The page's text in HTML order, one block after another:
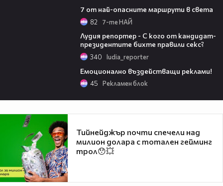
7 от най-опасните маршрути в света
82 7-те НАЙ
Лудия репортер - С кого от кандидат-
президентите бихте правили секс?
340 ludia_reporter
Емоционално въздействащи реклами!
45 Рекламен блок
Тийнейджър почти спечели над
милион долара с тотален гейминг
трол😯💥